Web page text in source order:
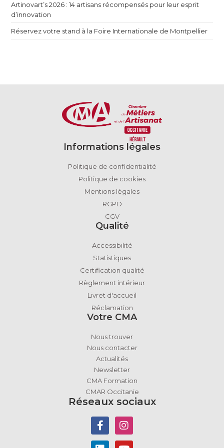
Artinovart’s 2026 : 14 artisans récompensés pour leur esprit
d’innovation
Réservez votre stand à la Foire Internationale de Montpellier
Informations légales
Politique de confidentialité
Politique de cookies
Mentions légales
RGPD
CGV
Qualité
Accessibilité
Statistiques
Certification qualité
Règlement intérieur
Livret d'accueil
Réclamation
Votre CMA
Nous trouver
Nous contacter
Actualités
Newsletter
CMA Formation
CMAR Occitanie
Réseaux sociaux